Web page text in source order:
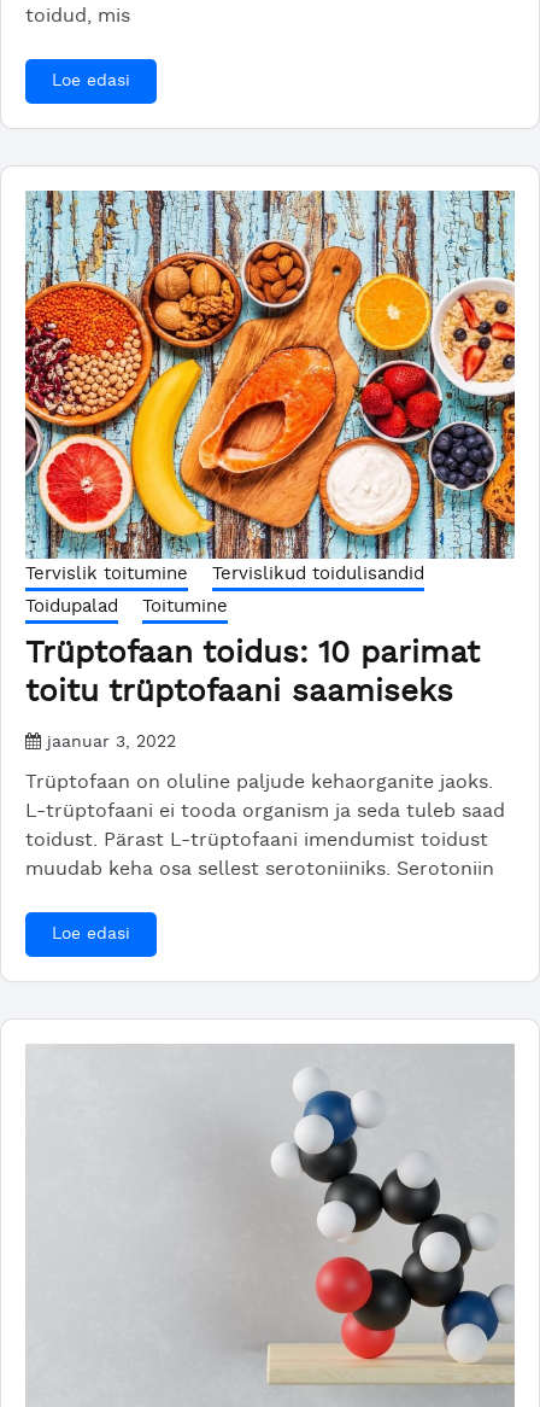
toidud, mis
Loe edasi
Tervislik toitumine
Tervislikud toidulisandid
Toidupalad
Toitumine
Trüptofaan toidus: 10 parimat
toitu trüptofaani saamiseks
jaanuar 3, 2022
Trüptofaan on oluline paljude kehaorganite jaoks.
L-trüptofaani ei tooda organism ja seda tuleb saad
toidust. Pärast L-trüptofaani imendumist toidust
muudab keha osa sellest serotoniiniks. Serotoniin
Loe edasi